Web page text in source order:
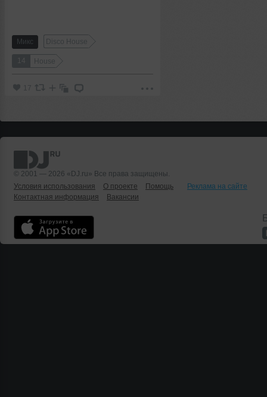
Микс Disco House
14 House
17
© 2001 — 2026 «DJ.ru» Все права защищены.
Условия использования
О проекте Помощь
Реклама на сайте
Контактная информация
Вакансии